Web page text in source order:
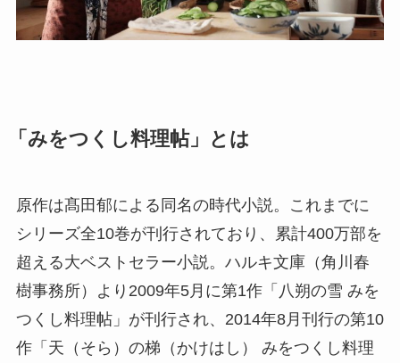
「みをつくし料理帖」とは
原作は髙田郁による同名の時代小説。これまでに
シリーズ全10巻が刊行されており、累計400万部を
超える大ベストセラー小説。ハルキ文庫（角川春
樹事務所）より2009年5月に第1作「八朔の雪 みを
つくし料理帖」が刊行され、2014年8月刊行の第10
作「天（そら）の梯（かけはし） みをつくし料理